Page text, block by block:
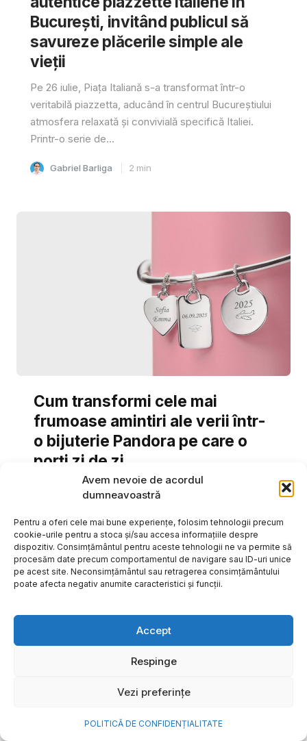
Avem nevoie de acordul
dumneavoastră
Pentru a oferi cele mai bune experiențe, folosim tehnologii precum
cookie-urile pentru a stoca și/sau accesa informațiile despre
dispozitiv. Consimțământul pentru aceste tehnologii ne va permite să
procesăm date precum comportamentul de navigare sau ID-uri unice
pe acest site. Neconsimțământul sau retragerea consimțământului
poate afecta negativ anumite caracteristici și funcții.
Accept
Respinge
Vezi preferințe
POLITICĂ DE CONFIDENȚIALITATE
București, invitând publicul să
savureze plăcerile simple ale
vieții
Pe 26 iulie, Piața Italiană s-a transformat într-o
veritabilă piazzetta, aducând în centrul Bucureștiului
atmosfera relaxată și convivială specifică Italiei.
Printr-o serie de...
Gabriel Barliga 2 min
Cum transformi cele mai
frumoase amintiri ale verii într-
o bijuterie Pandora pe care o
porți zi de zi
Vara este, pentru mulți dintre noi, anotimpul în care
vacanțe pe care le planificăm luni...
Cristiana Todiresei